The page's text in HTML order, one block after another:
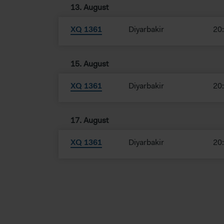
nicht direkt identifiziert
Daten verarbeiten.
13. August
XQ 1361 Diyarbakir
15. August
XQ 1361 Diyarbakir
17. August
XQ 1361 Diyarbakir